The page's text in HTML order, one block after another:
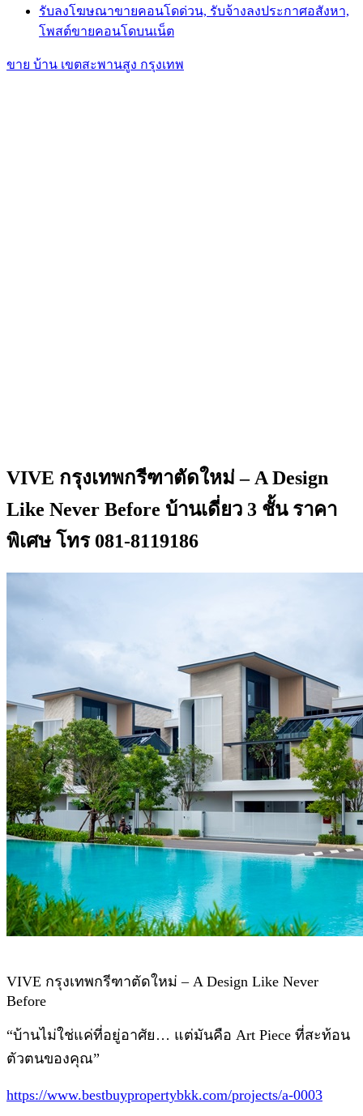
รับลงโฆษณาขายคอนโดด่วน, รับจ้างลงประกาศอสังหา,
โพสต์ขายคอนโดบนเน็ต
ขาย บ้าน เขตสะพานสูง กรุงเทพ
VIVE กรุงเทพกรีฑาตัดใหม่ – A Design
Like Never Before บ้านเดี่ยว 3 ชั้น ราคา
พิเศษ โทร 081-8119186
VIVE กรุงเทพกรีฑาตัดใหม่ – A Design Like Never
Before
“บ้านไม่ใช่แค่ที่อยู่อาศัย… แต่มันคือ Art Piece ที่สะท้อน
ตัวตนของคุณ”
https://www.bestbuypropertybkk.com/projects/a-0003